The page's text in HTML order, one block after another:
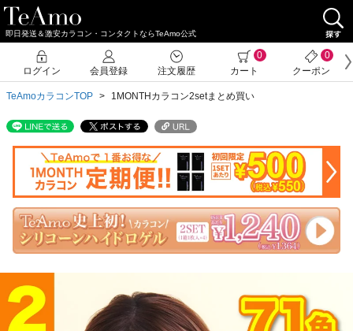
即日発送＆激安カラコン・コンタクトならTeAmo公式
TeAmoカラコンTOP 1MONTHカラコン2setまとめ買い
ログイン 会員登録 注文履歴
0
カート
0
クーポン
クーポン詳細